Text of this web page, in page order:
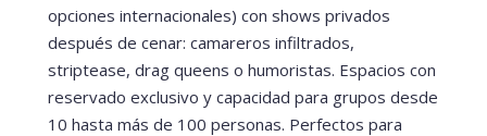
opciones internacionales) con shows privados
después de cenar: camareros infiltrados,
striptease, drag queens o humoristas. Espacios con
reservado exclusivo y capacidad para grupos desde
10 hasta más de 100 personas. Perfectos para